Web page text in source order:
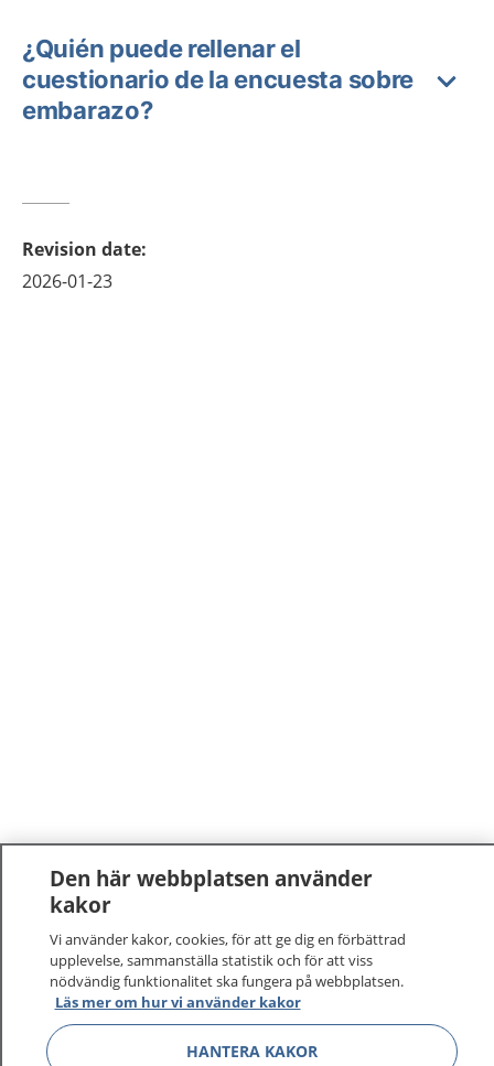
¿Quién puede rellenar el
cuestionario de la encuesta sobre
embarazo?
Revision date:
2026-01-23
1177 –tryggt om din hälsa och vård
På 1177.se får du råd om hälsa och information om
sjukdomar och vilka mottagningar du kan kontakta.
Logga in för att läsa din journal och göra dina
vårdärenden. Ring telefonnummer 1177 för
Den här webbplatsen använder
kakor
Vi använder kakor, cookies, för att ge dig en förbättrad
upplevelse, sammanställa statistik och för att viss
nödvändig funktionalitet ska fungera på webbplatsen.
Läs mer om hur vi använder kakor
HANTERA KAKOR